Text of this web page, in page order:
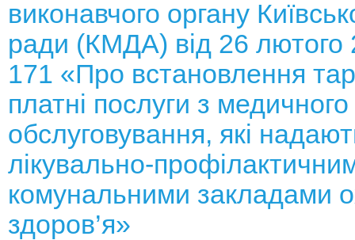
виконавчого органу
ради (КМДА) від 26
171 «Про встановлення
платні послуги з медичного
обслуговування, які
лікувально-
комунальними закладами
здоров’я»